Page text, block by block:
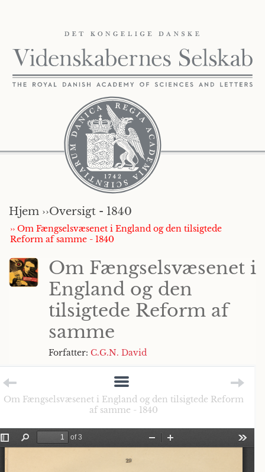
Hjem ››Oversigt - 1840
›› Om Fængselsvæsenet i England og den tilsigtede
Reform af samme - 1840
Om Fængselsvæsenet i
England og den
tilsigtede Reform af
samme
Forfatter: C.G.N. David
Om Fængselsvæsenet i England og den tilsigtede Reform
af samme - 1840